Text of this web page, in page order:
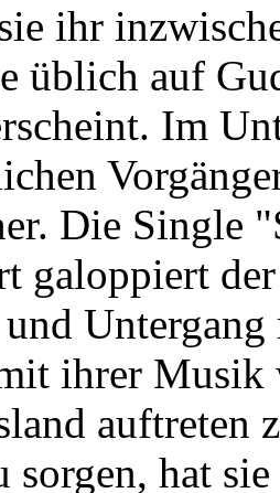
ihr
üblich auf
Im
Die Single
galoppiert
ihrer
auftreten
sorgen, hat